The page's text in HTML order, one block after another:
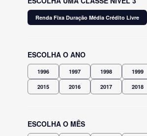
Renda Fixa Duração Média Crédito Livre
ESCOLHA O ANO
1996 1997 1998 1999
2015 2016 2017 2018
ESCOLHA O MÊS